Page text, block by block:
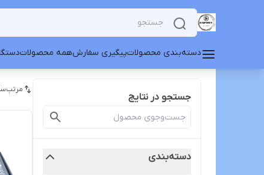
دسته‌بندی محصولاتپیگیری سفارشهمه محصولات
جستجو در نتایج
دسته‌بندی